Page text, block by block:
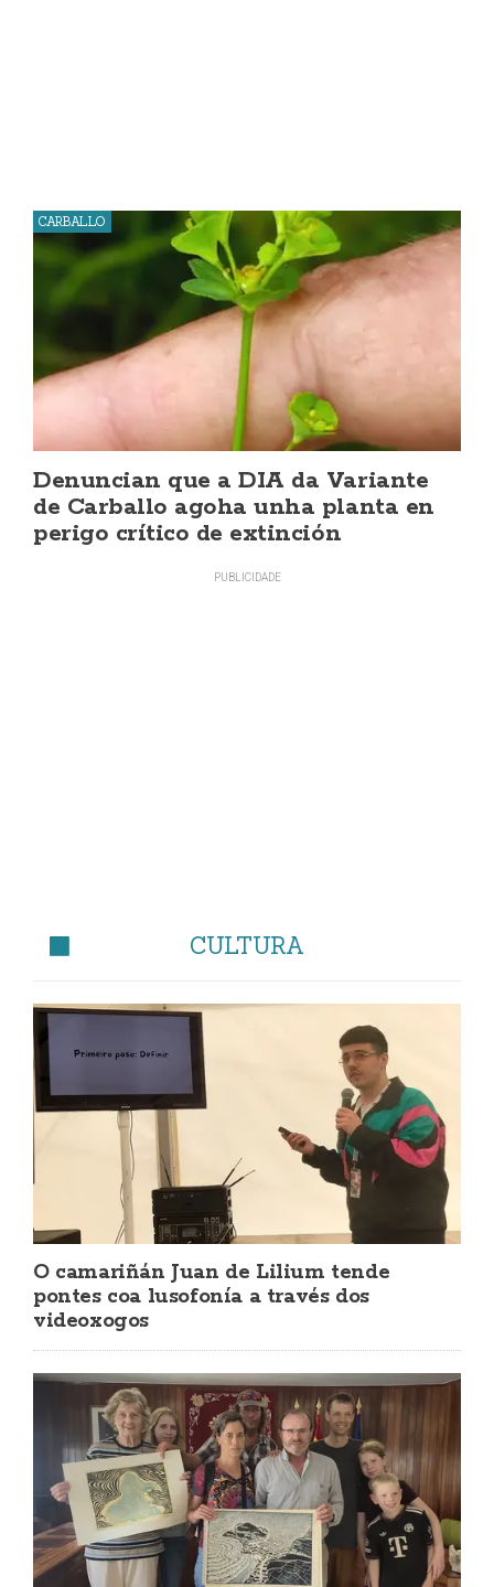
CARBALLO
Denuncian que a DIA da Variante
de Carballo agoha unha planta en
perigo crítico de extinción
CULTURA
O camariñán Juan de Lilium tende
pontes coa lusofonía a través dos
videoxogos